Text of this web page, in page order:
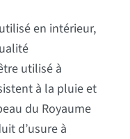
en intérieur,
utilisé à
à la pluie et
du Royaume
d’usure à